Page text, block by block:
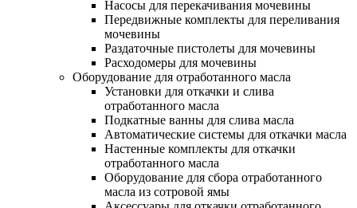
Насосы для перекачивания мочевины
Передвижные комплекты для переливания
мочевины
Раздаточные пистолеты для мочевины
Расходомеры для мочевины
Оборудование для отработанного масла
Установки для откачки и слива
отработанного масла
Подкатные ванны для слива масла
Автоматические системы для откачки масла
Настенные комплекты для откачки
отработанного масла
Оборудование для сбора отработанного
масла из сотровой ямы